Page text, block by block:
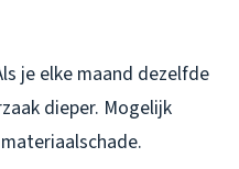
je elke maand dezelfde
dieper. Mogelijk